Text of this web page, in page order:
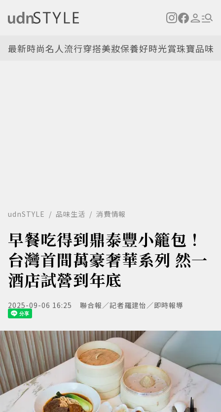
最新時尚名人流行穿搭美妝保養好時光賞珠寶品味
udnSTYLE 品味生活 消費情報
早餐吃得到鼎泰豐小籠包！
台灣首間萬豪奢華系列 然一
酒店試營到年底
2025-09-06 16:25 聯合報／記者羅建怡／即時報導